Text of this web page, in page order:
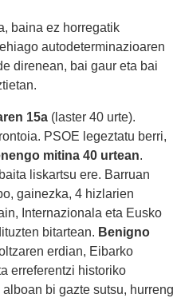
baina ez horregatik
autodeterminazioaren
direnean, bai gaur eta bai
15a(laster 40 urte).
PSOE legeztatu berri,
mitina 40 urtean.
liskartsu ere. Barruan
gainezka, 4 hizlarien
Internazionala eta Eusko
bitartean. Benigno
erdian, Eibarko
erreferentzi historiko
bi gazte sutsu,